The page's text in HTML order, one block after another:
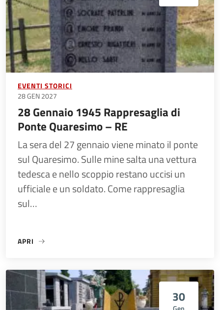
EVENTI STORICI
28 GEN 2027
28 Gennaio 1945 Rappresaglia di
Ponte Quaresimo – RE
La sera del 27 gennaio viene minato il ponte
sul Quaresimo. Sulle mine salta una vettura
tedesca e nello scoppio restano uccisi un
ufficiale e un soldato. Come rappresaglia
sul…
APRI
«28 GENNAIO 1945 RAPPRESAGLIA DI PONTE QUARESIMO
30